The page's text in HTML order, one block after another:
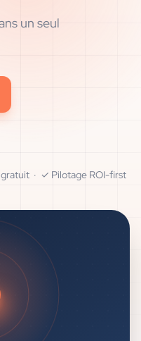
un seul
· ✓ Pilotage ROI-first